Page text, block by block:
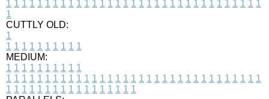
1 1 1 1 1 1 1 1 1 1 1 1 1 1 1 1 1 1 1 1 1 1 1 1 1 1 1 1 1 1 1 1 1
1
CUTTLY OLD:
1
1 1 1 1 1 1 1 1 1 1
MEDIUM:
1 1 1 1 1 1 1 1 1 1
1 1 1 1 1 1 1 1 1 1 1 1 1 1 1 1 1 1 1 1 1 1 1 1 1 1 1 1 1 1 1 1 1
1 1 1 1 1 1 1 1 1 1 1 1 1 1 1 1 1